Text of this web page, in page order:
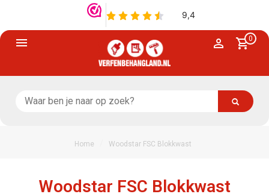
0
Home Woodstar FSC Blokkwast
Woodstar FSC Blokkwast